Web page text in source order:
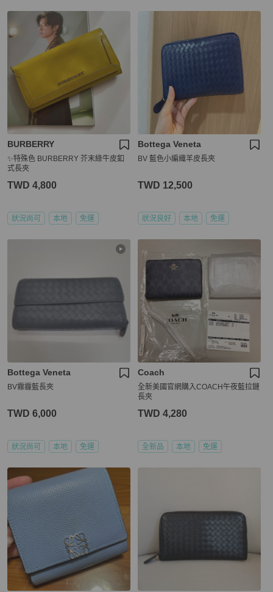
BURBERRY
✨特殊色 BURBERRY 芥末綠牛皮釦
式長夾
TWD 4,800
狀況尚可 本地 免運
Bottega Veneta
BV 藍色小編織羊皮長夾
TWD 12,500
狀況良好 本地 免運
Bottega Veneta
BV霧霾藍長夾
TWD 6,000
狀況尚可 本地 免運
Coach
全新美國官網購入COACH午夜藍拉鏈
長夾
TWD 4,280
全新品 本地 免運